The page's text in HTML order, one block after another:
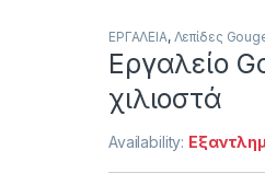
ΕΡΓΑΛΕΙΑ, Λεπίδες
Εργαλείο
χιλιοστά
Availability: